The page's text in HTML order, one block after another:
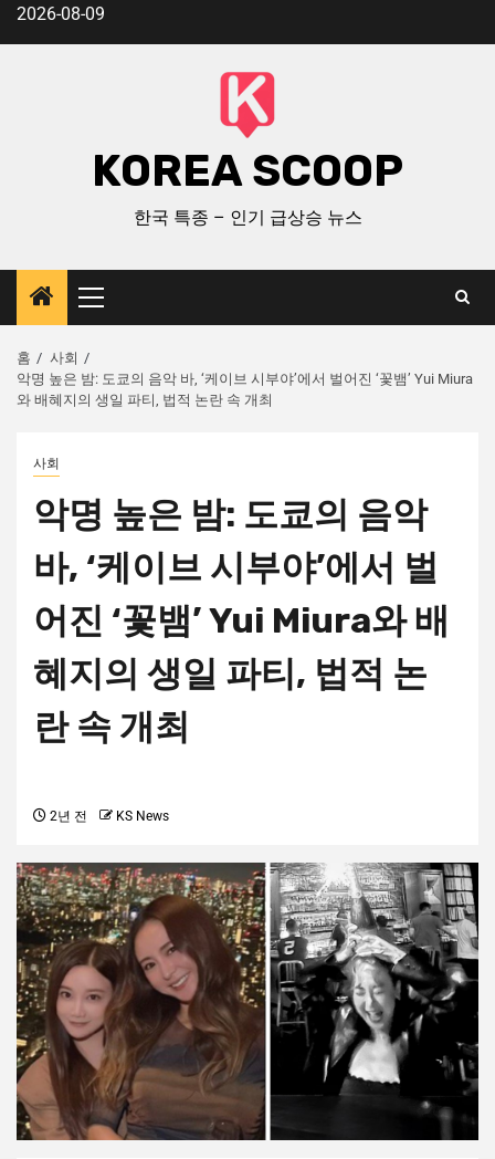
2026-08-09
KOREA SCOOP
한국 특종 – 인기 급상승 뉴스
홈
사회
악명 높은 밤: 도쿄의 음악 바, ‘케이브 시부야’에서 벌어진 ‘꽃뱀’ Yui Miura
와 배혜지의 생일 파티, 법적 논란 속 개최
사회
악명 높은 밤: 도쿄의 음악
바, ‘케이브 시부야’에서 벌
어진 ‘꽃뱀’ Yui Miura와 배
혜지의 생일 파티, 법적 논
란 속 개최
2년 전 KS News